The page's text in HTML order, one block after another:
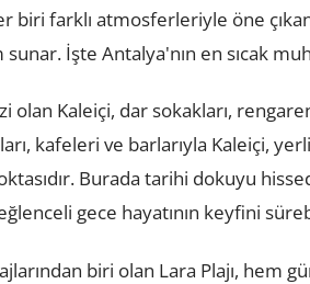
biri farklı atmosferleriyle öne
İşte Antalya'nın en sıcak
olan Kaleiçi, dar sokakları,
kafeleri ve barlarıyla Kaleiçi,
Burada tarihi dokuyu
gece hayatının keyfini
biri olan Lara Plajı, hem